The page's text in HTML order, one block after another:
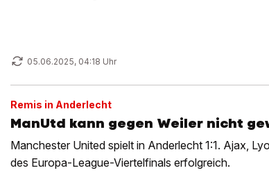
05.06.2025, 04:18 Uhr
Remis in Anderlecht
ManUtd kann gegen Weiler nicht
Manchester United spielt in Anderlecht 1:1. Ajax,
des Europa-League-Viertelfinals erfolgreich.